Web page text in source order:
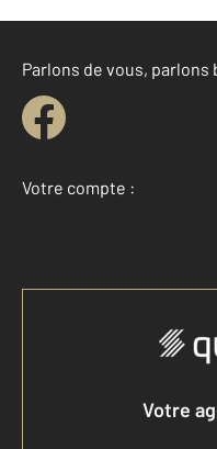
Parlons de vous, parlons
Votre compte :
Votre